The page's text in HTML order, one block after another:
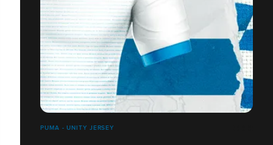
PUMA - UNITY JERSEY